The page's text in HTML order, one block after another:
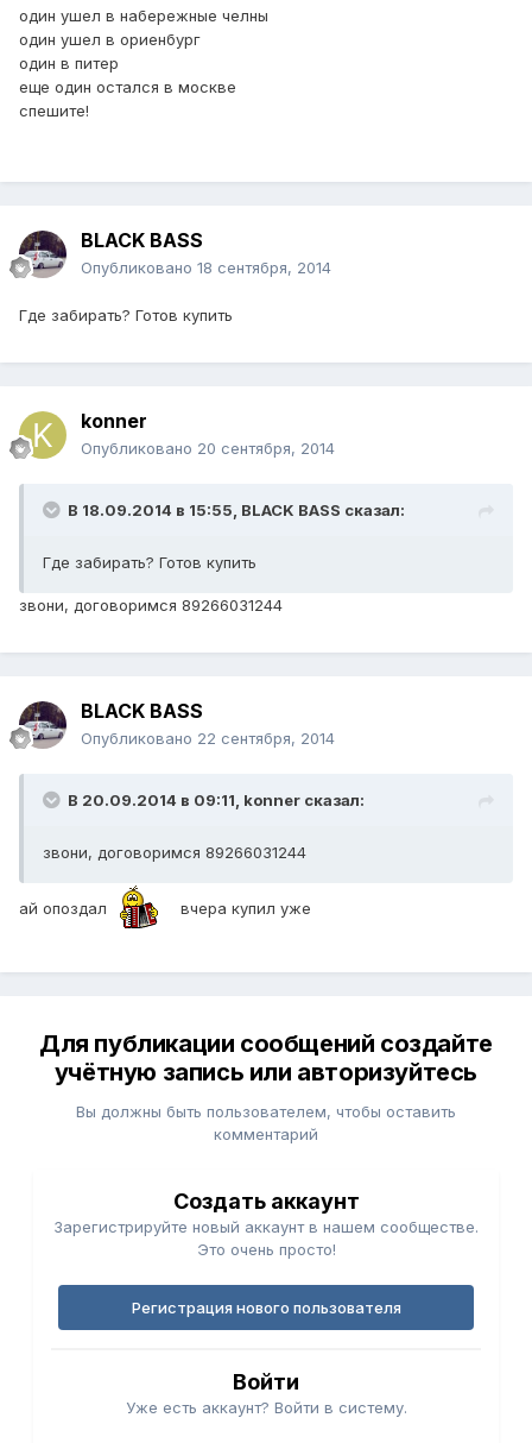
один ушел в набережные челны
один ушел в ориенбург
один в питер
еще один остался в москве
спешите!
BLACK BASS
Опубликовано 18 сентября, 2014
Где забирать? Готов купить
konner
Опубликовано 20 сентября, 2014
В 18.09.2014 в 15:55, BLACK BASS сказал:
Где забирать? Готов купить
звони, договоримся 89266031244
BLACK BASS
Опубликовано 22 сентября, 2014
В 20.09.2014 в 09:11, konner сказал:
звони, договоримся 89266031244
ай опоздал вчера купил уже
Для публикации сообщений создайте
учётную запись или авторизуйтесь
Вы должны быть пользователем, чтобы оставить
комментарий
Создать аккаунт
Зарегистрируйте новый аккаунт в нашем сообществе.
Это очень просто!
Регистрация нового пользователя
Войти
Уже есть аккаунт? Войти в систему.